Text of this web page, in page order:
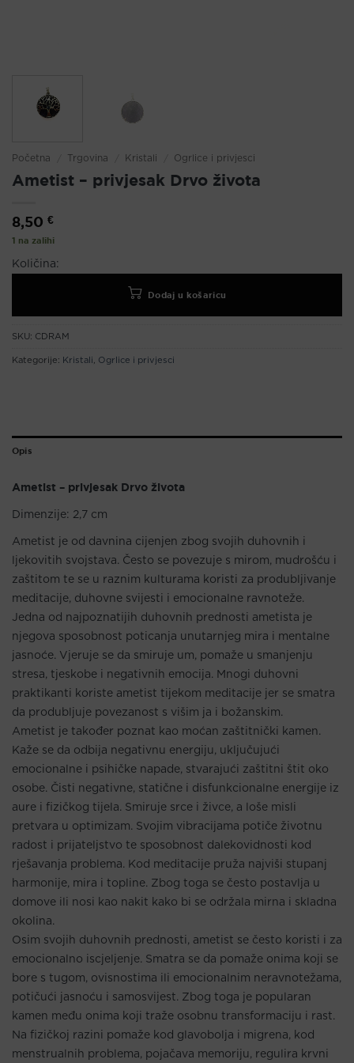
Početna Trgovina Kristali Ogrlice i privjesci
Ametist – privjesak Drvo života
8,50 €
1 na zalihi
Količina:
Dodaj u košaricu
SKU: CDRAM
Kategorije: Kristali Ogrlice i privjesci
Opis
Ametist – privjesak Drvo života
Dimenzije: 2,7 cm
Ametist je od davnina cijenjen zbog svojih duhovnih i
ljekovitih svojstava. Često se povezuje s mirom, mudrošću i
zaštitom te se u raznim kulturama koristi za produbljivanje
meditacije, duhovne svijesti i emocionalne ravnoteže.
Jedna od najpoznatijih duhovnih prednosti ametista je
njegova sposobnost poticanja unutarnjeg mira i mentalne
jasnoće. Vjeruje se da smiruje um, pomaže u smanjenju
stresa, tjeskobe i negativnih emocija. Mnogi duhovni
praktikanti koriste ametist tijekom meditacije jer se smatra
da produbljuje povezanost s višim ja i božanskim.
Ametist je također poznat kao moćan zaštitnički kamen.
Kaže se da odbija negativnu energiju, uključujući
emocionalne i psihičke napade, stvarajući zaštitni štit oko
osobe. Čisti negativne, statične i disfunkcionalne energije iz
aure i fizičkog tijela. Smiruje srce i živce, a loše misli
pretvara u optimizam. Svojim vibracijama potiče životnu
radost i prijateljstvo te sposobnost dalekovidnosti kod
rješavanja problema. Kod meditacije pruža najviši stupanj
harmonije, mira i topline. Zbog toga se često postavlja u
domove ili nosi kao nakit kako bi se održala mirna i skladna
okolina.
Osim svojih duhovnih prednosti, ametist se često koristi i za
emocionalno iscjeljenje. Smatra se da pomaže onima koji se
bore s tugom, ovisnostima ili emocionalnim neravnotežama,
potičući jasnoću i samosvijest. Zbog toga je popularan
kamen među onima koji traže osobnu transformaciju i rast.
Na fizičkoj razini pomaže kod glavobolja i migrena, kod
menstrualnih problema, pojačava memoriju, regulira krvni